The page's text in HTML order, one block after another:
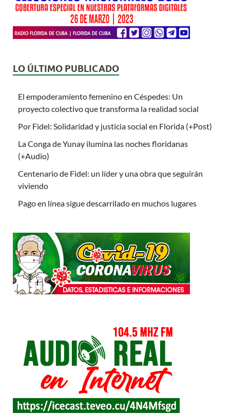
LO ÚLTIMO PUBLICADO
El empoderamiento femenino en Céspedes: Un
proyecto colectivo que transforma la realidad social
Por Fidel: Solidaridad y justicia social en Florida (+Post)
La Conga de Yunay ilumina las noches floridanas
(+Audio)
Centenario de Fidel: un líder y una obra que seguirán
viviendo
Pago en línea sigue descarrilado en muchos lugares